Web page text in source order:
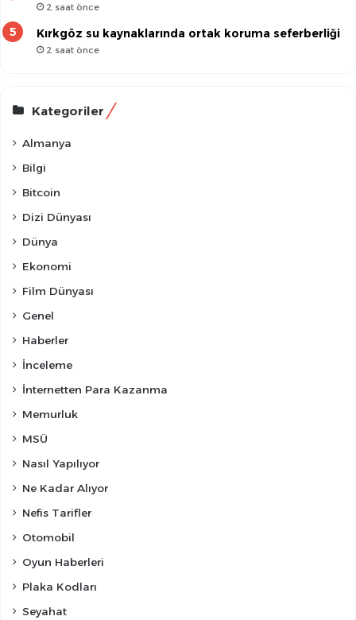
2 saat önce
Kırkgöz su kaynaklarında ortak koruma seferberliği
2 saat önce
Kategoriler
Almanya
Bilgi
Bitcoin
Dizi Dünyası
Dünya
Ekonomi
Film Dünyası
Genel
Haberler
İnceleme
İnternetten Para Kazanma
Memurluk
MSÜ
Nasıl Yapılıyor
Ne Kadar Alıyor
Nefis Tarifler
Otomobil
Oyun Haberleri
Plaka Kodları
Seyahat